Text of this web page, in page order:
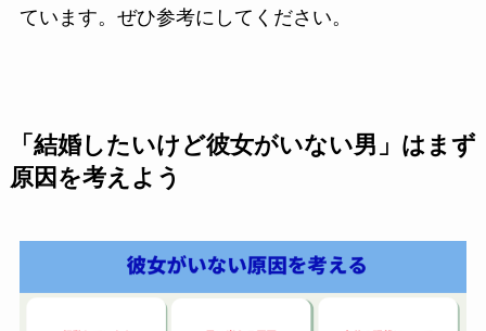
ています。ぜひ参考にしてください。
「結婚したいけど彼女がいない男」はまず
原因を考えよう